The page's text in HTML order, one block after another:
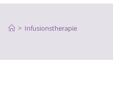
> Infusionstherapie